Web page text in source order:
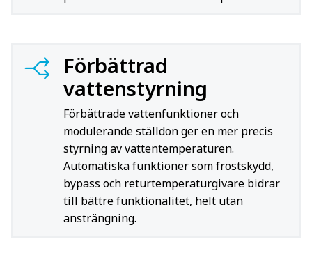
Förbättrad
vattenstyrning
Förbättrade vattenfunktioner och
modulerande ställdon ger en mer precis
styrning av vattentemperaturen.
Automatiska funktioner som frostskydd,
bypass och returtemperaturgivare bidrar
till bättre funktionalitet, helt utan
ansträngning.